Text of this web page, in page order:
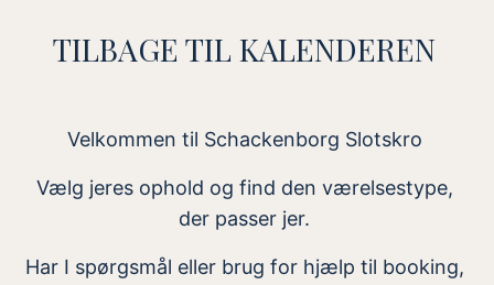
TILBAGE TIL KALENDEREN
Velkommen til Schackenborg Slotskro
Vælg jeres ophold og find den værelsestype,
der passer jer.
Har I spørgsmål eller brug for hjælp til booking,